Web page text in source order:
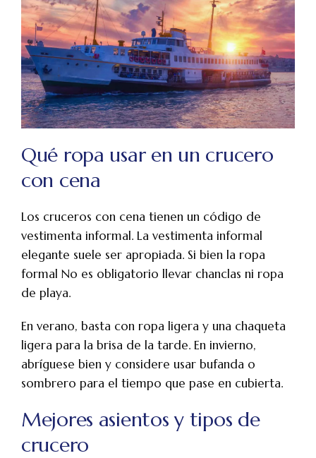
Qué ropa usar en un crucero
con cena
Los cruceros con cena tienen un código de
vestimenta informal. La vestimenta informal
elegante suele ser apropiada. Si bien la ropa
formal No es obligatorio llevar chanclas ni ropa
de playa.
En verano, basta con ropa ligera y una chaqueta
ligera para la brisa de la tarde. En invierno,
abríguese bien y considere usar bufanda o
sombrero para el tiempo que pase en cubierta.
Mejores asientos y tipos de
crucero